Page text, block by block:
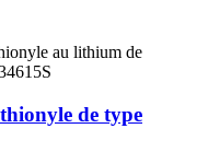
de type